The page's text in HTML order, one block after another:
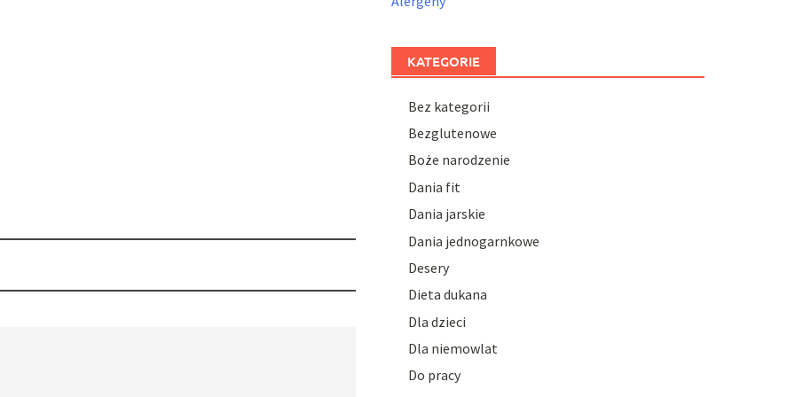
KATEGORIE
Bez kategorii
Bezglutenowe
Boże narodzenie
Dania fit
Dania jarskie
Dania jednogarnkowe
Desery
Dieta dukana
Dla dzieci
Dla niemowlat
Do pracy